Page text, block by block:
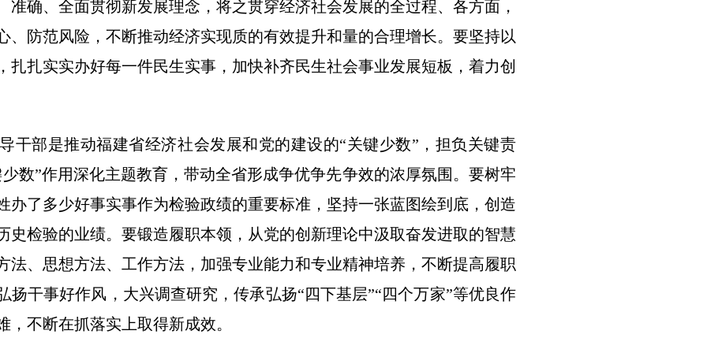
准确、全面贯彻新发展理念，将之贯穿经济社会发展的全过程、各方面，
、防范风险，不断推动经济实现质的有效提升和量的合理增长。要坚持以
扎扎实实办好每一件民生实事，加快补齐民生社会事业发展短板，着力创
是推动福建省经济社会发展和党的建设的“关键少数”，担负关键责
数”作用深化主题教育，带动全省形成争优争先争效的浓厚氛围。要树牢
办了多少好事实事作为检验政绩的重要标准，坚持一张蓝图绘到底，创造
史检验的业绩。要锻造履职本领，从党的创新理论中汲取奋发进取的智慧
法、思想方法、工作方法，加强专业能力和专业精神培养，不断提高履职
扬干事好作风，大兴调查研究，传承弘扬“四下基层”“四个万家”等优良作
，不断在抓落实上取得新成效。